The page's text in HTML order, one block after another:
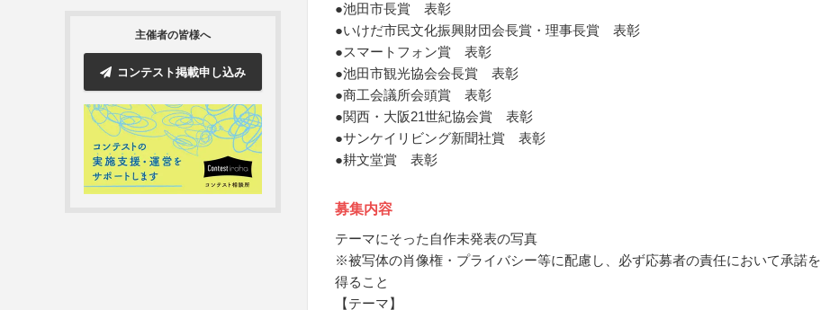
主催者の皆様へ
コンテスト掲載申し込み
●池田市長賞 表彰
●いけだ市民文化振興財団会長賞・理事長賞 表彰
●スマートフォン賞 表彰
●池田市観光協会会長賞 表彰
●商工会議所会頭賞 表彰
●関西・大阪21世紀協会賞 表彰
●サンケイリビング新聞社賞 表彰
●耕文堂賞 表彰
募集内容
テーマにそった自作未発表の写真
※被写体の肖像権・プライバシー等に配慮し、必ず応募者の責任において承諾を
得ること
【テーマ】